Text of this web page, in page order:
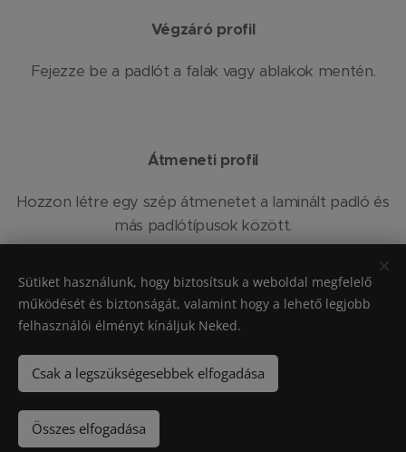
Végzáró profil
Fejezze be a padlót a falak vagy ablakok mentén.
Átmeneti profil
Hozzon létre egy szép átmenetet a laminált padló és
más padlótípusok között.
Unilin bv– Ooigemstraat 3 – 8710 Wielsbeke – BELGIUM – tel + 32 56
62 80 81
Nyelvek
Nederlands
Italiano
Sütiket használunk, hogy biztosítsuk a weboldal megfelelő
működését és biztonságát, valamint hogy a lehető legjobb
felhasználói élményt kínáljuk Neked.
Csak a legszükségesebbek elfogadása
Összes elfogadása